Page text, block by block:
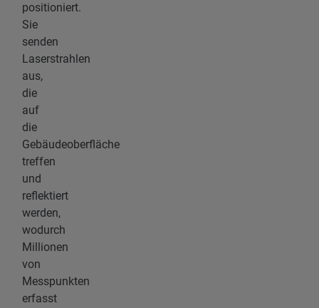
positioniert.
Sie
senden
Laserstrahlen
aus,
die
auf
die
Gebäudeoberfläche
treffen
und
reflektiert
werden,
wodurch
Millionen
von
Messpunkten
erfasst